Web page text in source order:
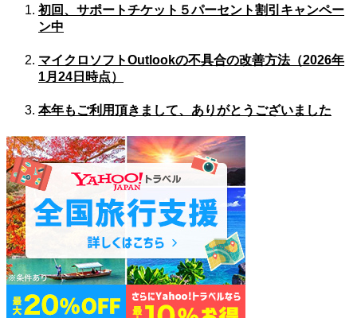
初回、サポートチケット５パーセント割引キャンペー
ン中
マイクロソフトOutlookの不具合の改善方法（2026年
1月24日時点）
本年もご利用頂きまして、ありがとうございました